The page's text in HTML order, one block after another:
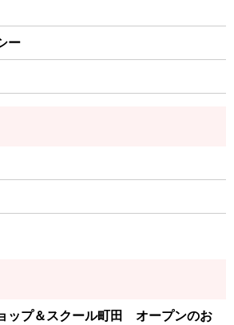
ー
ップ＆スクール町田 オープンのお